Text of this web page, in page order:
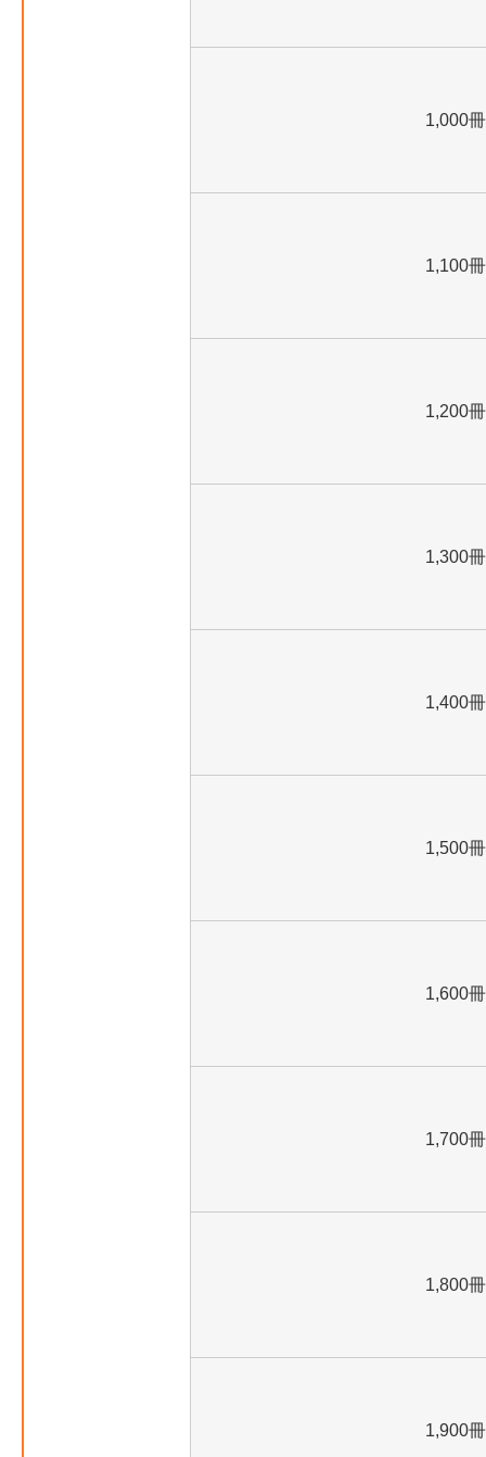
1,000冊
1,100冊
1,200冊
1,300冊
1,400冊
1,500冊
1,600冊
1,700冊
1,800冊
1,900冊